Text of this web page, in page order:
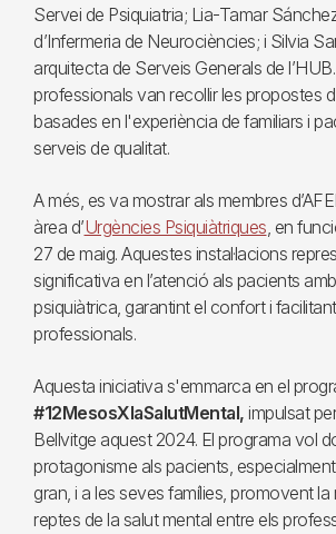
Servei de Psiquiatria; Lia-Tamar
d’Infermeria de Neurociències; i Silvia
arquitecta de Serveis Generals de
professionals van recollir les propostes
basades en l'experiència de familiars i
serveis de qualitat.
A més, es va mostrar als membres
àrea d’Urgències Psiquiàtriques, en
27 de maig. Aquestes instal·lacions
significativa en l’atenció als pacients
psiquiàtrica, garantint el confort i
professionals.
Aquesta iniciativa s'emmarca en el
#12MesosXlaSalutMental, impulsat
Bellvitge aquest 2024. El programa vol
protagonisme als pacients,
gran, i a les seves famílies, promovent la
reptes de la salut mental entre els